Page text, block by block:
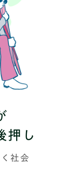
押し
社会